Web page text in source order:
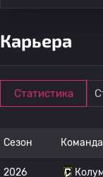
Карьера
Статистика
Сезон Команда
2026